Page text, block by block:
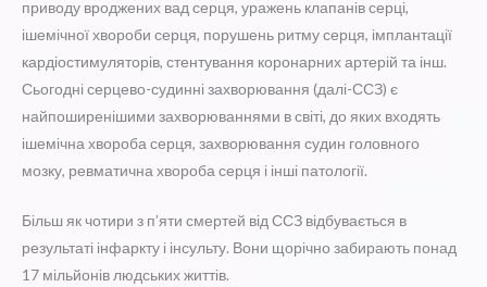
приводу вроджених вад серця, уражень клапанів серці,
ішемічної хвороби серця, порушень ритму серця, імплантації
кардіостимуляторів, стентування коронарних артерій та інш.
Сьогодні серцево-судинні захворювання (далі-ССЗ) є
найпоширенішими захворюваннями в світі, до яких входять
ішемічна хвороба серця, захворювання судин головного
мозку, ревматична хвороба серця і інші патології.
Більш як чотири з п’яти смертей від ССЗ відбувається в
результаті інфаркту і інсульту. Вони щорічно забирають понад
17 мільйонів людських життів.